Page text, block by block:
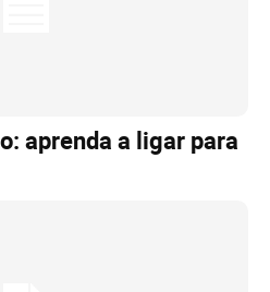
aprenda a ligar para